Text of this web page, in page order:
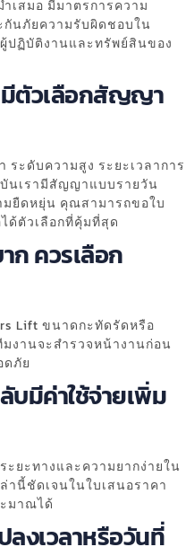
เสมอ มีมาตรการความ
นภัยความรับผิดชอบใน
ปฏิบัติงานและทรัพย์สินของ
มีตัวเลือกสัญญา
ระดับความสูง ระยะเวลาการ
นเรามีสัญญาแบบรายวัน
มยืดหยุ่น คุณสามารถขอใบ
ด้ตัวเลือกที่คุ้มที่สุด
ก ควรเลือก
Lift ขนาดกะทัดรัดหรือ
งานจะสำรวจหน้างานก่อน
ดภัย
บมีค่าใช้จ่ายเพิ่ม
ยะทางและความยากง่ายใน
านี้ชัดเจนในใบเสนอราคา
มาณได้
งเวลาหรือวันที่